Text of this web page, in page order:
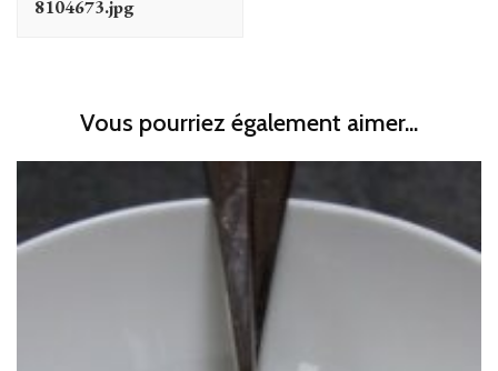
8104673.jpg
Vous pourriez également aimer...